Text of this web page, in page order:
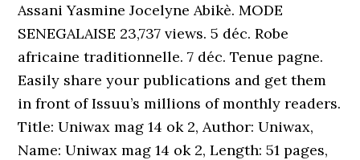
Assani Yasmine Jocelyne Abikè. MODE
SENEGALAISE 23,737 views. 5 déc. Robe
africaine traditionnelle. 7 déc. Tenue pagne.
Easily share your publications and get them
in front of Issuu’s millions of monthly readers.
Title: Uniwax mag 14 ok 2, Author: Uniwax,
Name: Uniwax mag 14 ok 2, Length: 51 pages,